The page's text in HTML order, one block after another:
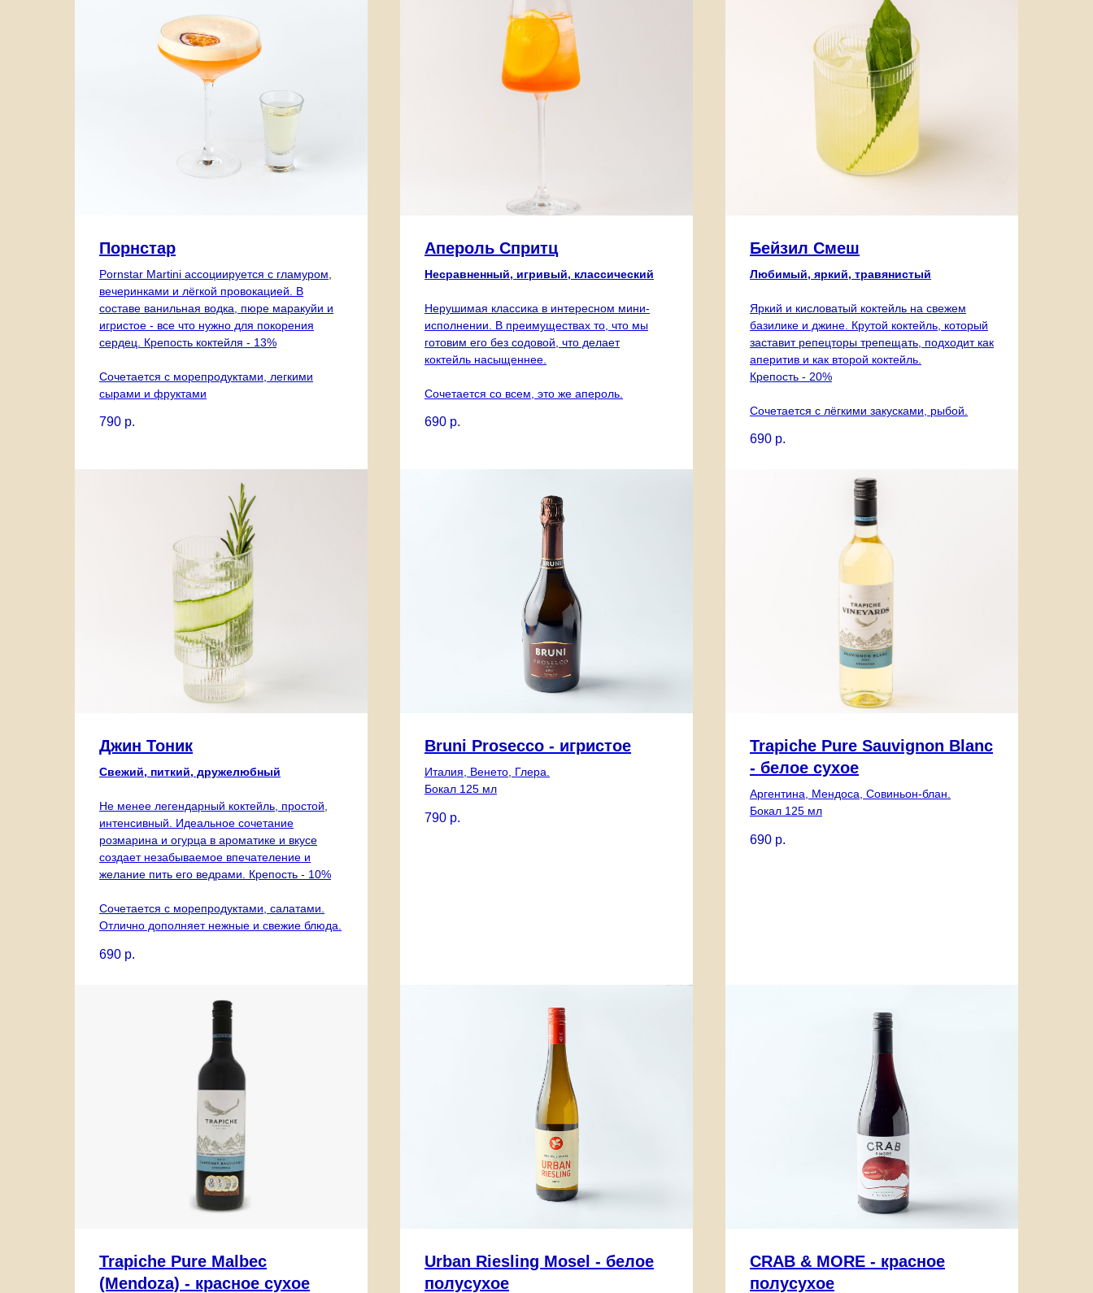
Порнстар
Pornstar Martini ассоциируется с гламуром,
вечеринками и лёгкой провокацией. В
составе ванильная водка, пюре маракуйи и
игристое - все что нужно для покорения
сердец. Крепость коктейля - 13%
Сочетается с морепродуктами, легкими
сырами и фруктами
790 р.
Апероль Спритц
Несравненный, игривый, классический
Нерушимая классика в интересном мини-
исполнении. В преимуществах то, что мы
готовим его без содовой, что делает
коктейль насыщеннее.
Сочетается со всем, это же апероль.
690 р.
Бейзил Смеш
Любимый, яркий, травянистый
Яркий и кисловатый коктейль на свежем
базилике и джине. Крутой коктейль, который
заставит репецторы трепещать, подходит как
аперитив и как второй коктейль.
Крепость - 20%
Сочетается с лёгкими закусками, рыбой.
690 р.
Джин Тоник
Свежий, питкий, дружелюбный
Не менее легендарный коктейль, простой,
интенсивный. Идеальное сочетание
розмарина и огурца в ароматике и вкусе
создает незабываемое впечателение и
желание пить его ведрами. Крепость - 10%
Сочетается с морепродуктами, салатами.
Отлично дополняет нежные и свежие блюда.
690 р.
Bruni Prosecco - игристое
Италия, Венето, Глера.
Бокал 125 мл
790 р.
Trapiche Pure Sauvignon Blanc
- белое сухое
Аргентина, Мендоса, Совиньон-блан.
Бокал 125 мл
690 р.
Trapiche Pure Malbec
(Mendoza) - красное сухое
Urban Riesling Mosel - белое
полусухое
CRAB & MORE - красное
полусухое